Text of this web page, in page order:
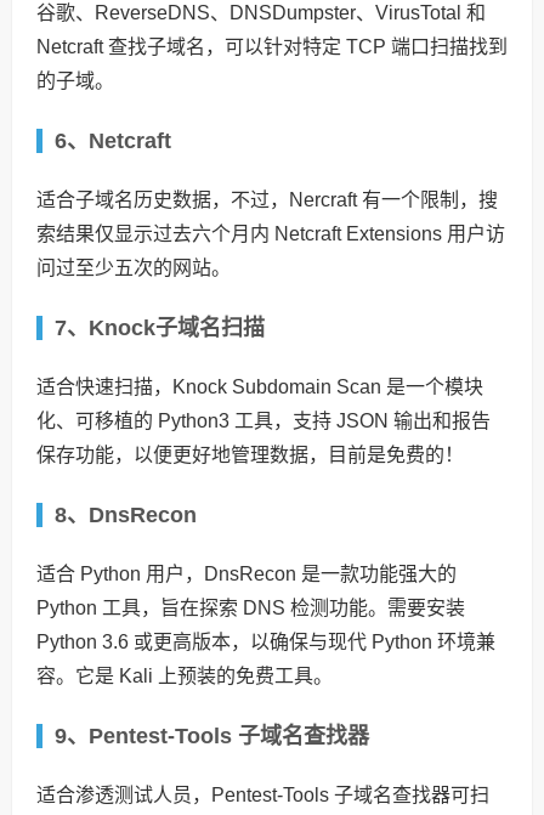
谷歌、ReverseDNS、DNSDumpster、VirusTotal 和
Netcraft 查找子域名，可以针对特定 TCP 端口扫描找到
的子域。
6、Netcraft
适合子域名历史数据，不过，Nercraft 有一个限制，搜
索结果仅显示过去六个月内 Netcraft Extensions 用户访
问过至少五次的网站。
7、Knock子域名扫描
适合快速扫描，Knock Subdomain Scan 是一个模块
化、可移植的 Python3 工具，支持 JSON 输出和报告
保存功能，以便更好地管理数据，目前是免费的！
8、DnsRecon
适合 Python 用户，DnsRecon 是一款功能强大的
Python 工具，旨在探索 DNS 检测功能。需要安装
Python 3.6 或更高版本，以确保与现代 Python 环境兼
容。它是 Kali 上预装的免费工具。
9、Pentest-Tools 子域名查找器
适合渗透测试人员，Pentest-Tools 子域名查找器可扫